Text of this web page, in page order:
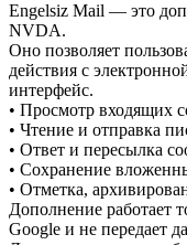
Engelsiz Mail — это
NVDA.
Оно позволяет
действия с
интерфейс.
• Просмотр входящих
• Чтение и отправка
• Ответ и пересылка
• Сохранение
• Отметка,
Дополнение работает
Google и не передает